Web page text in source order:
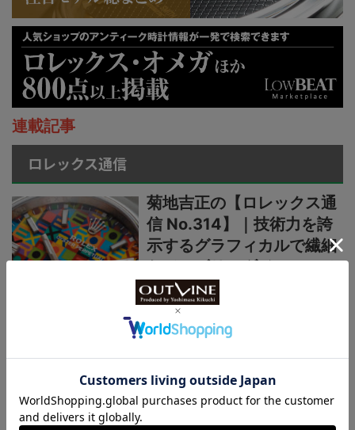
連載記事
ロレックス通信
菊地吉正の【ロレックス通
信 No.314】｜技術力を誇
示するグラフィカルで繊細
なジュビリーダイアルモチ
ーフ
菊地吉正の【ロレックス通
信 No.313】｜生産終了の
発表からほぼ2カ月。実勢
価格はいまおいくら？